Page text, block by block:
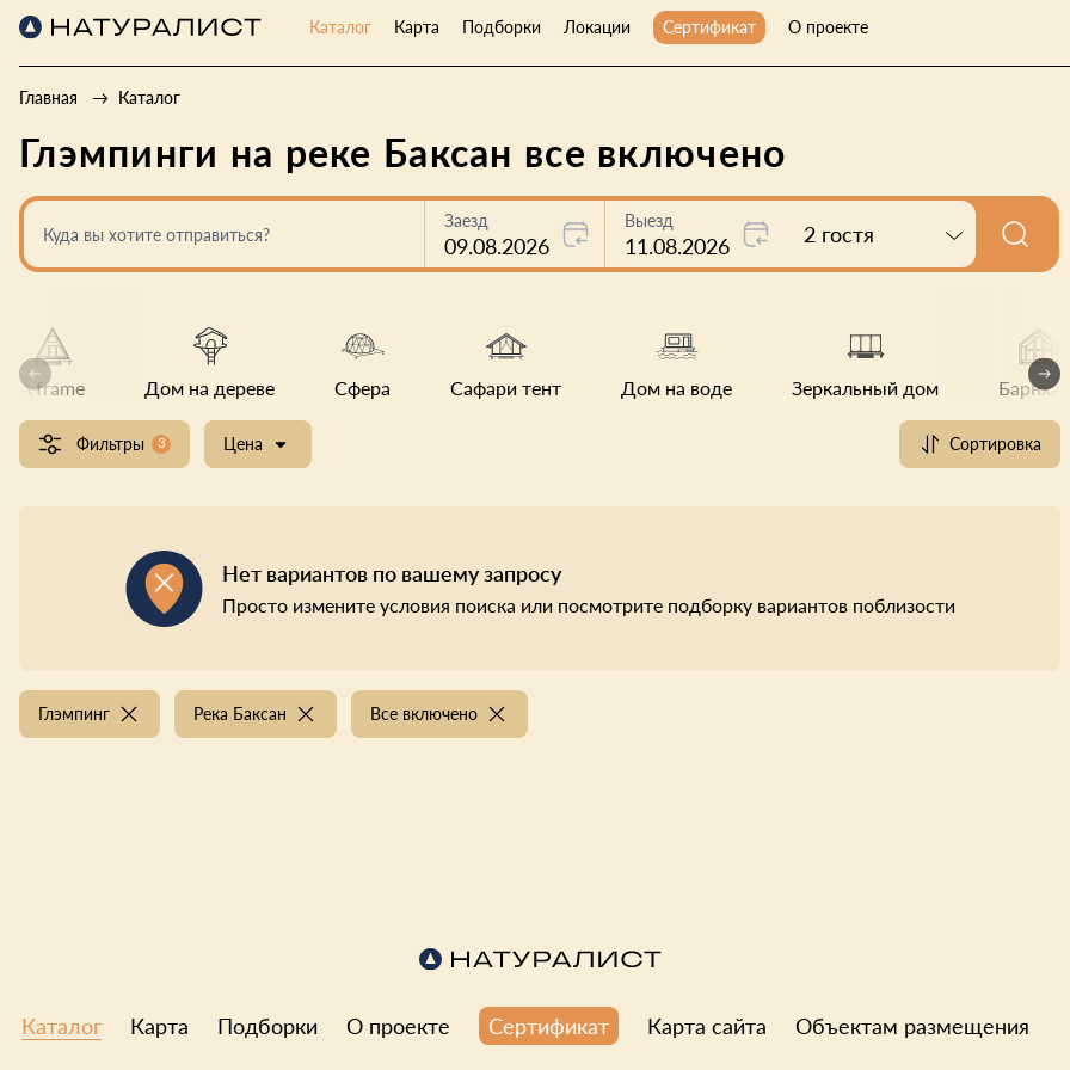
Каталог Карта Подборки Локации Сертификат О проекте
Главная Каталог
Глэмпинги на реке Баксан все включено
Куда вы хотите отправиться?
Заезд
09.08.2026
Выезд
11.08.2026 2 гостя
A frame Дом на дереве Сфера Сафари тент Дом на воде Зеркальный дом Барнхауз
Фильтры 3 Цена Сортировка
Нет вариантов по вашему запросу
Просто измените условия поиска или посмотрите подборку вариантов поблизости
Глэмпинг Река Баксан Все включено
Каталог Карта Подборки О проекте Сертификат Карта сайта Объектам размещения